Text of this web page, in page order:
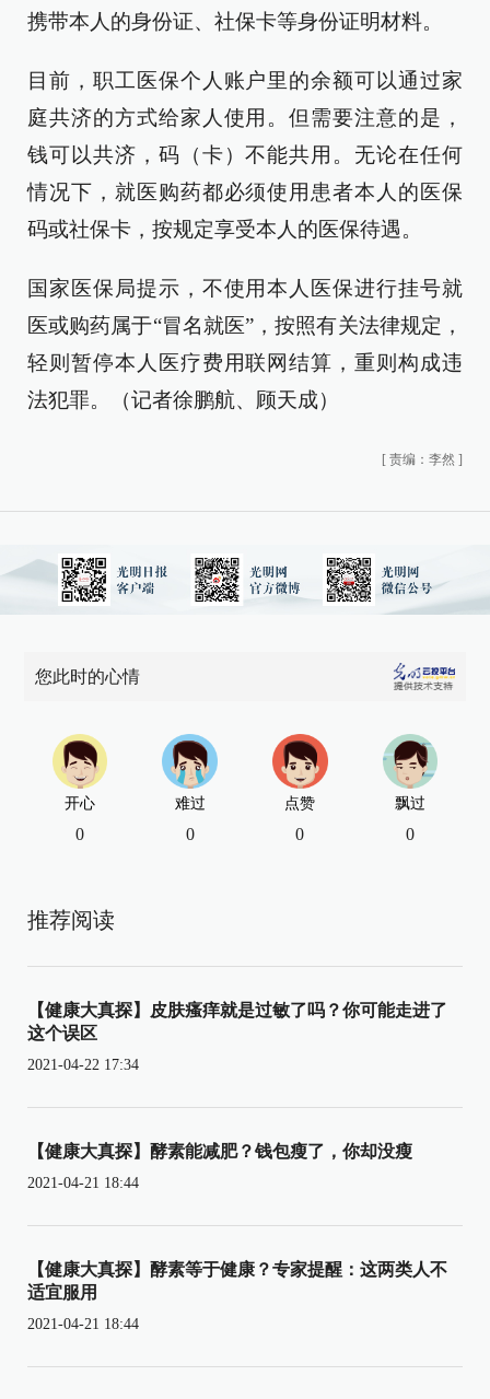
携带本人的身份证、社保卡等身份证明材料。
目前，职工医保个人账户里的余额可以通过家
庭共济的方式给家人使用。但需要注意的是，
钱可以共济，码（卡）不能共用。无论在任何
情况下，就医购药都必须使用患者本人的医保
码或社保卡，按规定享受本人的医保待遇。
国家医保局提示，不使用本人医保进行挂号就
医或购药属于“冒名就医”，按照有关法律规定，
轻则暂停本人医疗费用联网结算，重则构成违
法犯罪。（记者徐鹏航、顾天成）
[ 责编：李然 ]
您此时的心情
开心
0
难过
0
点赞
0
飘过
0
推荐阅读
【健康大真探】皮肤瘙痒就是过敏了吗？你可能走进了
这个误区
2021-04-22 17:34
【健康大真探】酵素能减肥？钱包瘦了，你却没瘦
2021-04-21 18:44
【健康大真探】酵素等于健康？专家提醒：这两类人不
适宜服用
2021-04-21 18:44